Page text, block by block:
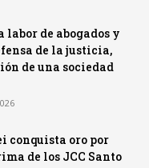
labor de abogados y
de la justicia,
de una sociedad
conquista oro por
de los JCC Santo